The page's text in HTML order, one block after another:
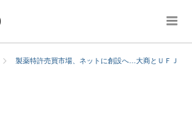
製薬特許売買市場、ネットに創設へ…大商とＵＦＪ